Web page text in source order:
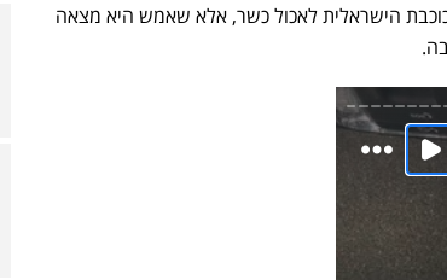
הישראלית לאכול כשר, אלא שאמש היא מצאה